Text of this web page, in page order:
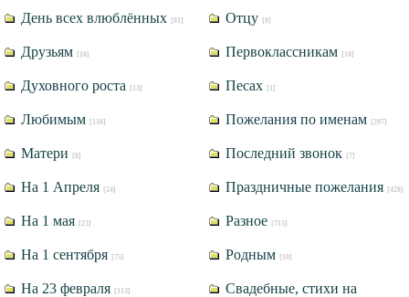
День всех влюблённых [81] Отцу [8]
Друзьям [16] Первоклассникам [10]
Духовного роста [13] Песах [1]
Любимым [116] Пожелания по именам [297]
Матери [8] Последний звонок [7]
На 1 Апреля [24] Праздничные пожелания [428]
На 1 мая [23] Разное [715]
На 1 сентября [75] Родным [10]
На 23 февраля [113]
Свадебные, стихи на